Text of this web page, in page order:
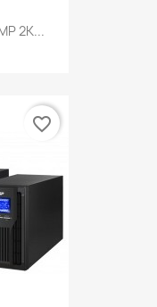
2K...
favorite_border